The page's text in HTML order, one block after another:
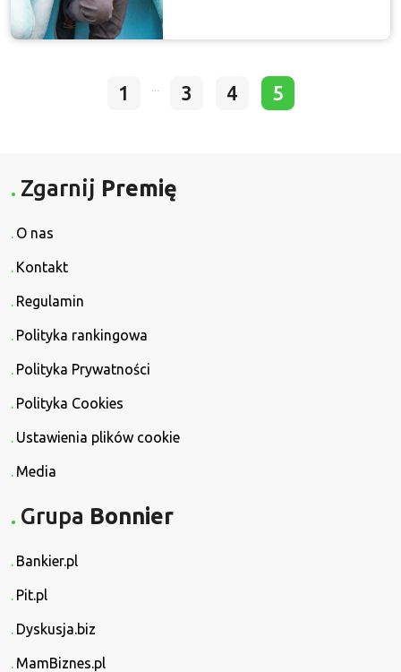
1 ... 3 4 5
Zgarnij Premię
O nas
Kontakt
Regulamin
Polityka rankingowa
Polityka Prywatności
Polityka Cookies
Ustawienia plików cookie
Media
Grupa Bonnier
Bankier.pl
Pit.pl
Dyskusja.biz
MamBiznes.pl